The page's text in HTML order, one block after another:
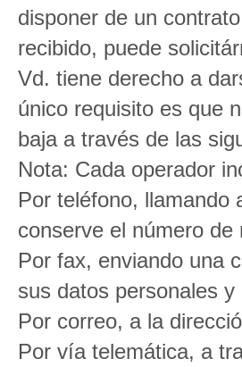
disponer de un
recibido, puede
Vd. tiene derecho a
único requisito es que
baja a través de las
Nota: Cada operador
Por teléfono, llamando
conserve el número
Por fax, enviando una
sus datos personales
Por correo, a la
Por vía telemática, a